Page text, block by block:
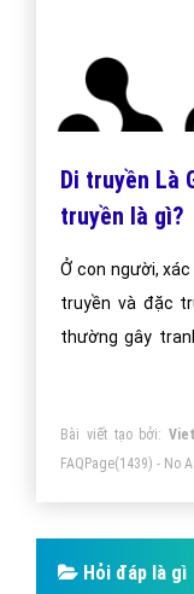
Di truyền Là
truyền là gì?
Ở con người,
truyền và đặc
thường gây
Bài viết tạo bởi:
FAQPage(1439) - No
Hỏi đáp là gì